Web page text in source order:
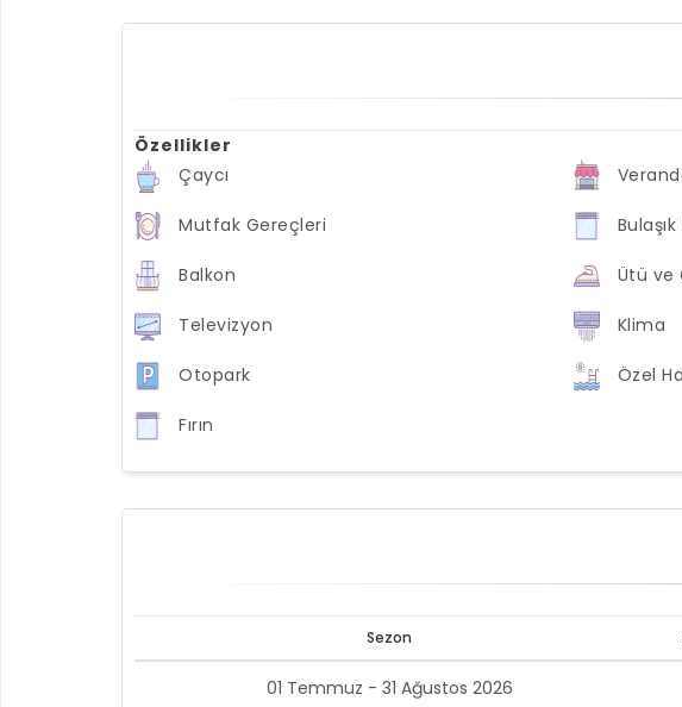
Özellikler
Çaycı
Mutfak Gereçleri
Balkon Ütü ve
Televizyon Klima
Otopark Özel
Fırın
Sezon
01 Temmuz - 31 Ağustos 2026